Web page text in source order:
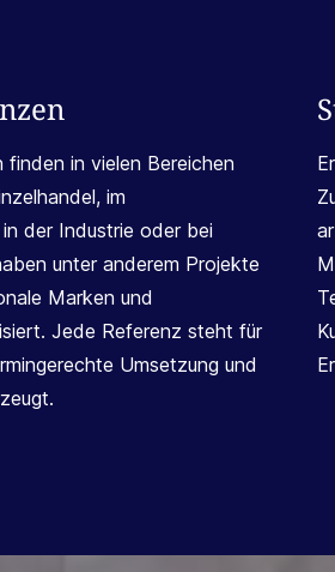
finden in vielen Bereichen
im
der Industrie oder bei
unter anderem Projekte
Marken und
Jede Referenz steht für
Umsetzung und